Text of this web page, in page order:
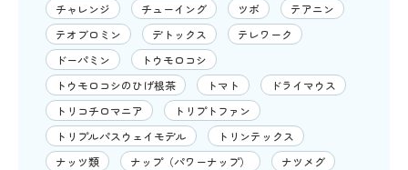
チャレンジ
チューイング ツボ
テアニン
テオブロミン
デトックス
テレワーク
ドーパミン
トウモロコシ
トウモロコシのひげ根茶
トマト
ドライマウス
トリコチロマニア
トリプトファン
トリプルパスウェイモデル
トリンテックス
ナッツ類
ナップ（パワーナップ）
ナツメグ